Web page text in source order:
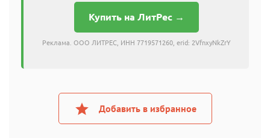
Купить на ЛитРес →
Реклама. ООО ЛИТРЕС, ИНН 7719571260, erid: 2VfnxyNkZrY
Добавить в избранное